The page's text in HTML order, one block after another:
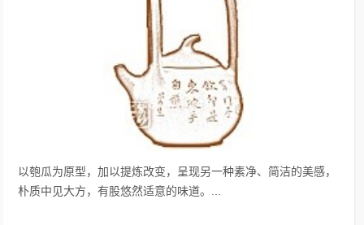
以匏瓜为原型，加以提炼改变，呈现另一种素净、简洁的美感，
朴质中见大方，有股悠然适意的味道。...